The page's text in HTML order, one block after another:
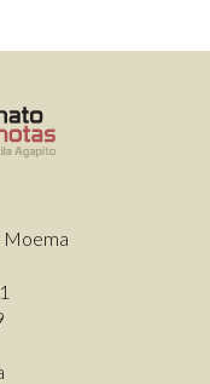
Moema